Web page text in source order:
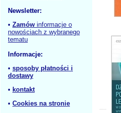
Newsletter:
• Zamów informacje o
nowościach z wybranego
tematu
Informacje:
• sposoby płatności i
dostawy
• kontakt
• Cookies na stronie